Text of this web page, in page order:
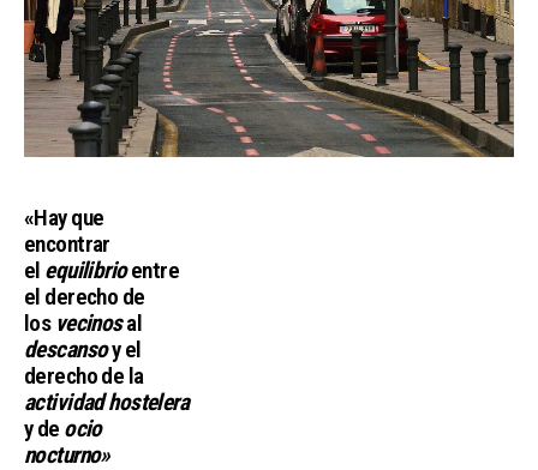
«Hay que
encontrar
el equilibrioentre
el derecho de
los vecinosal
descansoy el
derecho de la
actividad hostelera
y de ocio
nocturno»